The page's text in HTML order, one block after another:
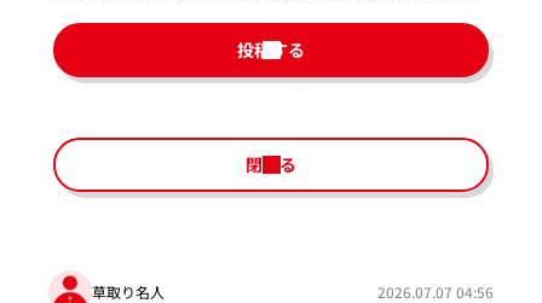
投稿する
閉じる
草取り名人 2026.07.07 04:56